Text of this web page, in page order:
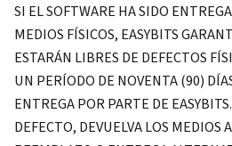
SI EL SOFTWARE HA SIDO
MEDIOS FÍSICOS, EASYBITS
ESTARÁN LIBRES DE DEFECTOS
UN PERÍODO DE NOVENTA (90)
ENTREGA POR PARTE DE
DEFECTO, DEVUELVA LOS MEDIOS